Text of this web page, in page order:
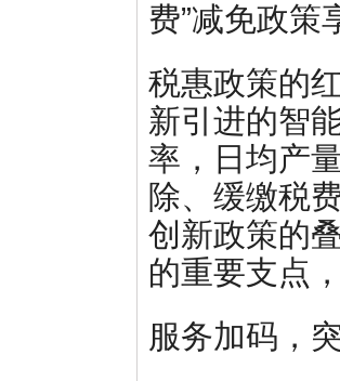
费”减免政策
税惠政策的
新引进的智
率，日均产
除、缓缴税
创新政策的
的重要支点
服务加码，